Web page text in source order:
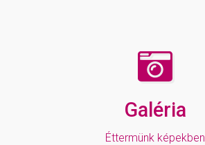
Galéria
Éttermünk képekben